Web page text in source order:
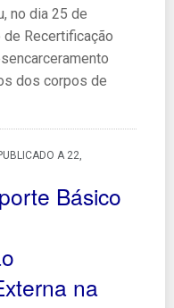
no dia 25 de
de Recertificação
dos corpos de
A 22,
Básico
na